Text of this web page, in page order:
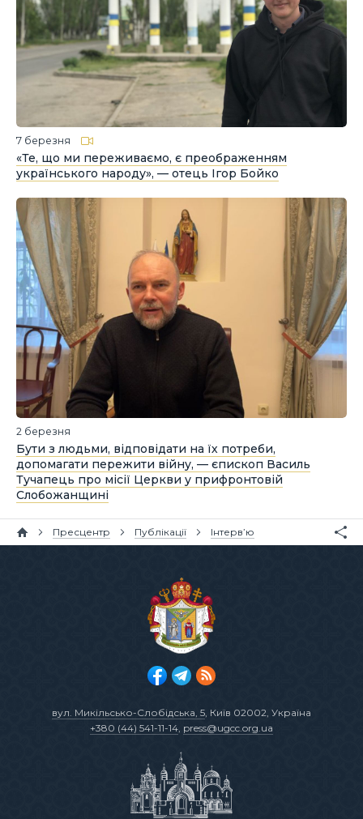
7 березня
«Те, що ми переживаємо, є преображенням
українського народу», — отець Ігор Бойко
2 березня
Бути з людьми, відповідати на їх потреби,
допомагати пережити війну, — єпископ Василь
Тучапець про місії Церкви у прифронтовій
Слобожанщині
Пресцентр Публікації Інтерв’ю
вул. Микільсько-Слобідська, 5, Київ 02002, Україна
+380 (44) 541-11-14, press@ugcc.org.ua